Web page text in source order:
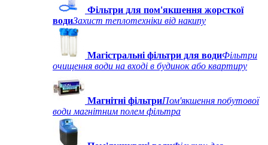
Фільтри для пом'якшення жорсткої
водиЗахист теплотехніки від накипу
Магістральні фільтри для водиФільтри
очищення води на вході в будинок або квартиру
Магнітні фільтриПом'якшення побутової
води магнітним полем фільтра